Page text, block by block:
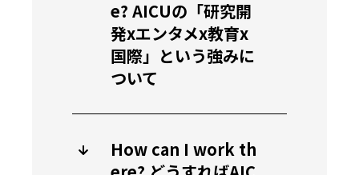
e? AICUの「研究開
発xエンタメx教育x
国際」という強みに
ついて
How can I work th